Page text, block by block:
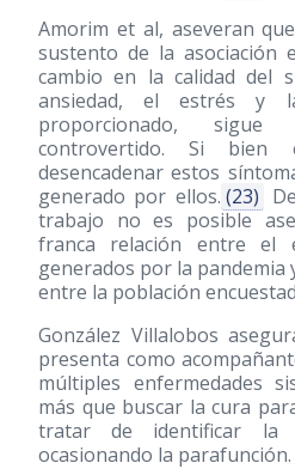
Amorim et al, aseveran
sustento de la asociación
cambio en la calidad del
ansiedad, el estrés y
proporcionado,
controvertido. Si bien
desencadenar estos
generado por ellos. (23)
trabajo no es posible
franca relación entre el
generados por la
entre la población
González Villalobos
presenta como
múltiples enfermedades
más que buscar la cura
tratar de identificar la
ocasionando la parafunción.